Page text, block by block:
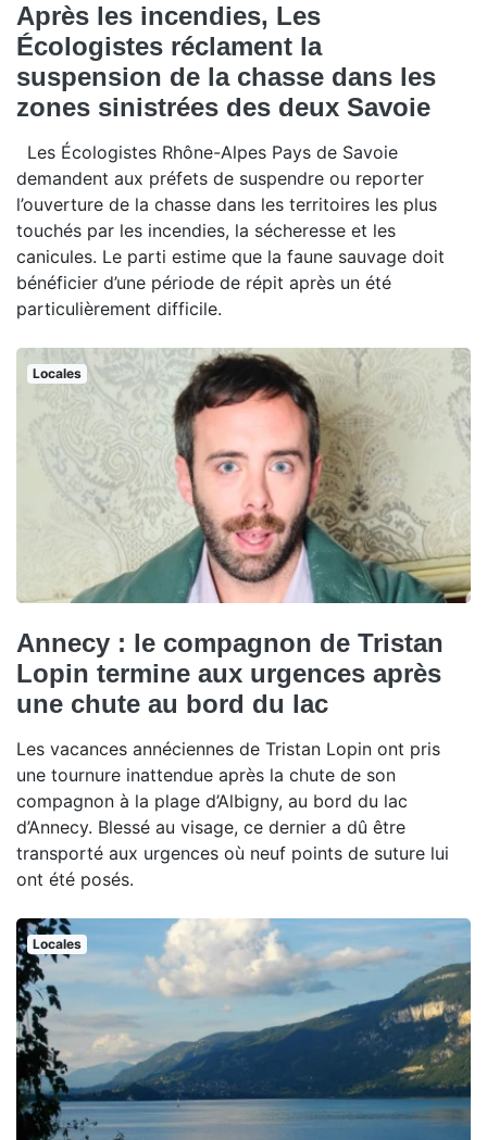
Après les incendies, Les
Écologistes réclament la
suspension de la chasse dans les
zones sinistrées des deux Savoie
Les Écologistes Rhône-Alpes Pays de Savoie
demandent aux préfets de suspendre ou reporter
l’ouverture de la chasse dans les territoires les plus
touchés par les incendies, la sécheresse et les
canicules. Le parti estime que la faune sauvage doit
bénéficier d’une période de répit après un été
particulièrement difficile.
Locales
Annecy : le compagnon de Tristan
Lopin termine aux urgences après
une chute au bord du lac
Les vacances annéciennes de Tristan Lopin ont pris
une tournure inattendue après la chute de son
compagnon à la plage d’Albigny, au bord du lac
d’Annecy. Blessé au visage, ce dernier a dû être
transporté aux urgences où neuf points de suture lui
ont été posés.
Locales